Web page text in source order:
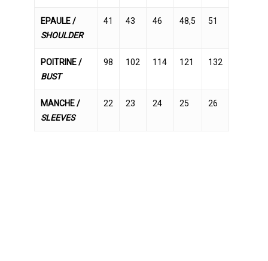
EPAULE /
SHOULDER
41 43 46 48,5 51
POITRINE /
BUST
98 102 114 121 132
MANCHE /
SLEEVES
22 23 24 25 26